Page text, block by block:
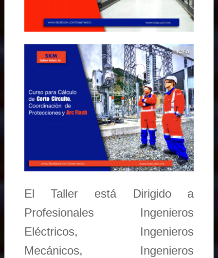
El Taller está Dirigido a
Profesionales Ingenieros
Eléctricos, Ingenieros
Mecánicos, Ingenieros